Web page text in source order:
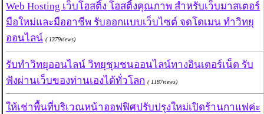
Web Hosting เว็บโฮสติ้ง โฮสติ้งคุณภาพ สำหรับเว็บมาสเตอร์
มือใหม่และมืออาชีพ รับออกแบบเว็บไซต์ จดโดเมน ทำวิทยุ
ออนไลน์ ( 1379views)
รับทำวิทยุออนไลน์ วิทยุชุมชนออนไลน์ทางอินเตอร์เน็ต รับ
ฟังผ่านเว็บของท่านเองได้ทั่วโลก ( 1187views)
ให้เช่าพื้นที่บริเวณหน้าออฟฟิศปรับปรุงใหม่เปิดร้านกาแฟค่ะ